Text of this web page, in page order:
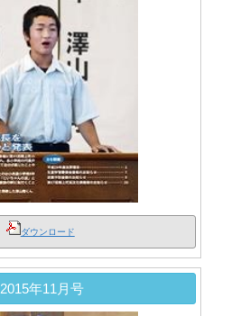
ダウンロード
2015年11月号